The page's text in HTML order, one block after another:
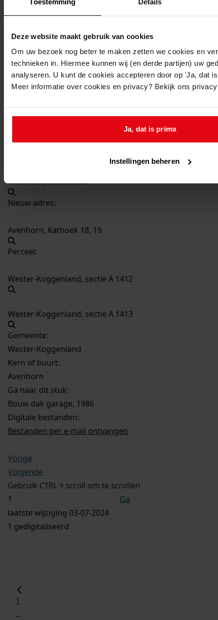
Deze website maakt gebruik van cookies
Om uw bezoek nog beter te maken zetten we cookies en
technieken in. Hiermee kunnen wij (en derde partijen) uw
analyseren. U kunt de cookies accepteren door op 'Ja, dat
Meer informatie over cookies en privacy? Bekijk ons
Ja, dat is prima
Instellingen beheren
Datering:
1986
Beschrijving:
Bouw dak garage
Datum vergunning:
28-04-1986
Adres:
Avenhorn, Kathoek 18
Avenhorn, Kathoek 19
Nieuw adres:
Avenhorn, Kathoek 18, 19
Perceel:
Wester-Koggenland, sectie A 1412
Wester-Koggenland, sectie A 1413
Gemeente:
Wester-Koggenland
Kern of buurt:
Avenhorn
Ga naar dit stuk:
Bouw dak garage, 1986
Digitale bestanden:
Bestanden per e-mail ontvangen
Vorige
Volgende
Gebruik CTRL + scroll om te scrollen
Ga
laatste wijziging 03-07-2024
1 gedigitaliseerd
1
...